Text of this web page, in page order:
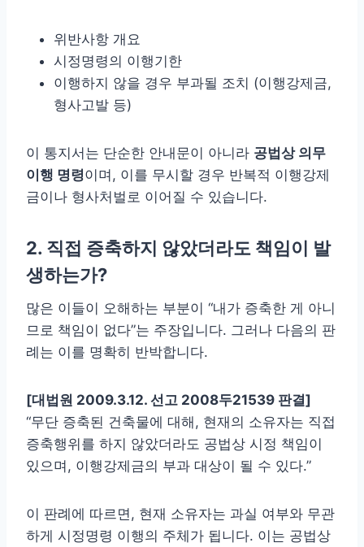
위반사항 개요
시정명령의 이행기한
이행하지 않을 경우 부과될 조치 (이행강제금,
형사고발 등)
이 통지서는 단순한 안내문이 아니라 공법상 의무
이행 명령이며, 이를 무시할 경우 반복적 이행강제
금이나 형사처벌로 이어질 수 있습니다.
2. 직접 증축하지 않았더라도 책임이 발
생하는가?
많은 이들이 오해하는 부분이 “내가 증축한 게 아니
므로 책임이 없다”는 주장입니다. 그러나 다음의 판
례는 이를 명확히 반박합니다.
[대법원 2009.3.12. 선고 2008두21539 판결]
“무단 증축된 건축물에 대해, 현재의 소유자는 직접
증축행위를 하지 않았더라도 공법상 시정 책임이
있으며, 이행강제금의 부과 대상이 될 수 있다.”
이 판례에 따르면, 현재 소유자는 과실 여부와 무관
하게 시정명령 이행의 주체가 됩니다. 이는 공법상